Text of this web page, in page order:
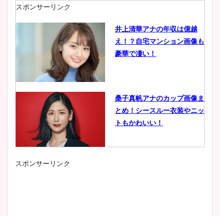
スポンサーリンク
井上清華アナの年収は億越
え！？自宅マンション画像も
豪華で凄い！
桑子真帆アナのカップ画像ま
とめ！シースルー衣装やニッ
トもかわいい！
スポンサーリンク